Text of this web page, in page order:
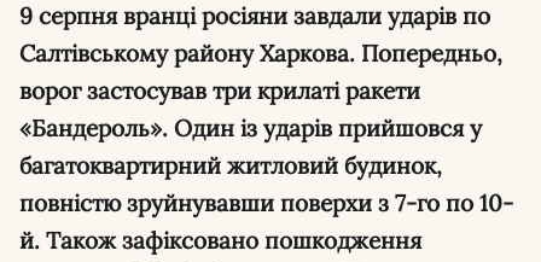
9 серпня вранці росіяни завдали ударів по
Салтівському району Харкова. Попередньо,
ворог застосував три крилаті ракети
«Бандероль». Один із ударів прийшовся у
багатоквартирний житловий будинок,
повністю зруйнувавши поверхи з 7-го по 10-
й. Також зафіксовано пошкодження